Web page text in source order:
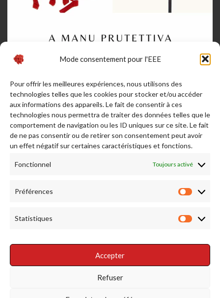
Mode consentement pour l'EEE
Pour offrir les meilleures expériences, nous utilisons des
technologies telles que les cookies pour stocker et/ou accéder
aux informations des appareils. Le fait de consentir à ces
technologies nous permettra de traiter des données telles que le
comportement de navigation ou les ID uniques sur ce site. Le fait
de ne pas consentir ou de retirer son consentement peut avoir
un effet négatif sur certaines caractéristiques et fonctions.
Fonctionnel Toujours activé
Préférences
Statistiques
Accepter
Refuser
Afficher plus... Suivez-nous sur Instagram